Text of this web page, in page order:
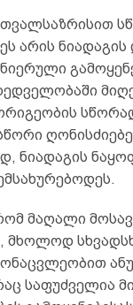
არის ნიადაგის
ნიადაგის
მაღალი
მხოლოდ
საფუძველია